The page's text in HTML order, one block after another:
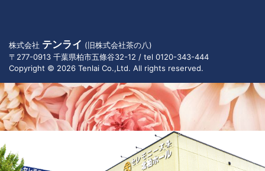
株式会社 テンライ (旧株式会社茶の八)
〒277-0913 千葉県柏市五條谷32-12 / tel 0120-343-444
Copyright © 2026 Tenlai Co.,Ltd. All rights reserved.